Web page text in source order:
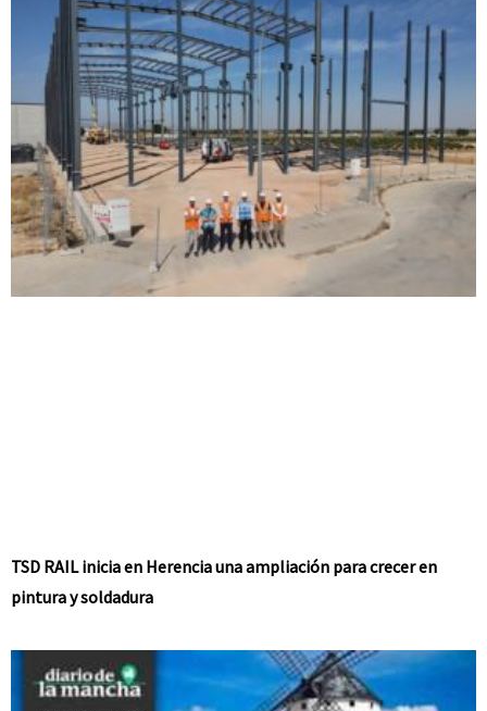
TSD RAIL inicia en Herencia una ampliación para crecer en
pintura y soldadura